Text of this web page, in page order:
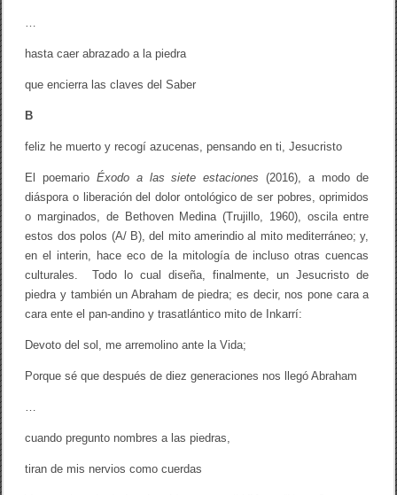
…
hasta caer abrazado a la piedra
que encierra las claves del Saber
B
feliz he muerto y recogí azucenas, pensando en ti, Jesucristo
El poemarioÉxodo a las siete estaciones (2016), a modo de
diáspora o liberación del dolor ontológico de ser pobres, oprimidos
o marginados, de Bethoven Medina (Trujillo, 1960), oscila entre
estos dos polos (A/ B), del mito amerindio al mito mediterráneo; y,
en el interin, hace eco de la mitología de incluso otras cuencas
culturales. Todo lo cual diseña, finalmente, un Jesucristo de
piedra y también un Abraham de piedra; es decir, nos pone cara a
cara ente el pan-andino y trasatlántico mito de Inkarrí:
Devoto del sol, me arremolino ante la Vida;
Porque sé que después de diez generaciones nos llegó Abraham
…
cuando pregunto nombres a las piedras,
tiran de mis nervios como cuerdas